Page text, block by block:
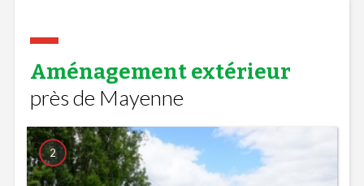
Aménagement extérieur
près de Mayenne
2